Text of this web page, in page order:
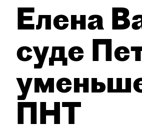
Елена
суде
ПНТ